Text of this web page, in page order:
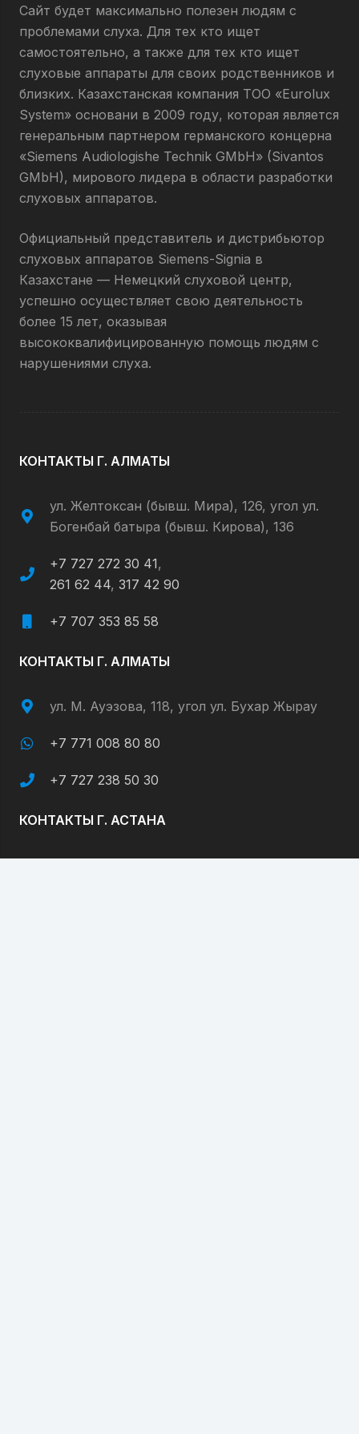
Сайт будет максимально полезен людям с
проблемами слуха. Для тех кто ищет
самостоятельно, а также для тех кто ищет
слуховые аппараты для своих родственников и
близких. Казахстанская компания ТОО «Eurolux
System» основани в 2009 году, которая является
генеральным партнером германского концерна
«Siemens Audiologishe Technik GMbH» (Sivantos
GMbH), мирового лидера в области разработки
слуховых аппаратов.
Официальный представитель и дистрибьютор
слуховых аппаратов Siemens-Signia в
Казахстане — Немецкий слуховой центр,
успешно осуществляет свою деятельность
более 15 лет, оказывая
высококвалифицированную помощь людям с
нарушениями слуха.
КОНТАКТЫ Г. АЛМАТЫ
ул. Желтоксан (бывш. Мира), 126, угол ул.
Богенбай батыра (бывш. Кирова), 136
+7 727 272 30 41,
261 62 44,317 42 90
+7 707 353 85 58
КОНТАКТЫ Г. АЛМАТЫ
ул. М. Ауэзова, 118, угол ул. Бухар Жырау
+7 771 008 80 80
+7 727 238 50 30
КОНТАКТЫ Г. АСТАНА